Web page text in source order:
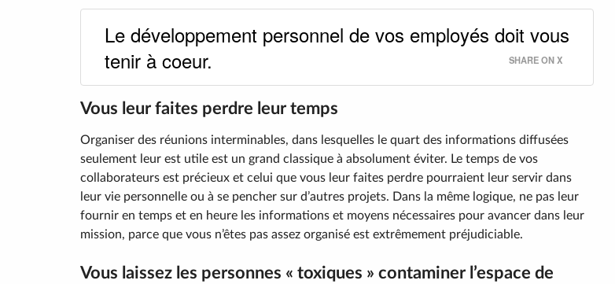
Le développement personnel de vos employés doit vous
tenir à coeur.
SHARE ON X
Vous leur faites perdre leur temps
Organiser des réunions interminables, dans lesquelles le quart des informations diffusées
seulement leur est utile est un grand classique à absolument éviter. Le temps de vos
collaborateurs est précieux et celui que vous leur faites perdre pourraient leur servir dans
leur vie personnelle ou à se pencher sur d’autres projets. Dans la même logique, ne pas leur
fournir en temps et en heure les informations et moyens nécessaires pour avancer dans leur
mission, parce que vous n’êtes pas assez organisé est extrêmement préjudiciable.
Vous laissez les personnes « toxiques » contaminer l’espace de